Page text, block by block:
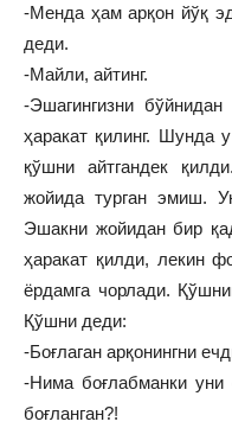
-Менда ҳам арқон йўқ
деди.
-Майли, айтинг.
-Эшагингизни бўйнидан
ҳаракат қилинг. Шунда
қўшни айтгандек
жойида турган эмиш.
Эшакни жойидан бир
ҳаракат қилди, лекин
ёрдамга чорлади.
Қўшни деди:
-Боғлаган арқонингни
-Нима боғлабманки
боғланган?!